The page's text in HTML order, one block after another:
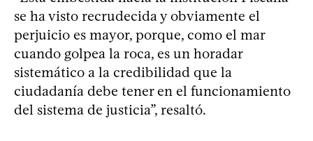
se ha visto recrudecida y obviamente el
perjuicio es mayor, porque, como el mar
cuando golpea la roca, es un horadar
sistemático a la credibilidad que la
ciudadanía debe tener en el funcionamiento
del sistema de justicia”, resaltó.